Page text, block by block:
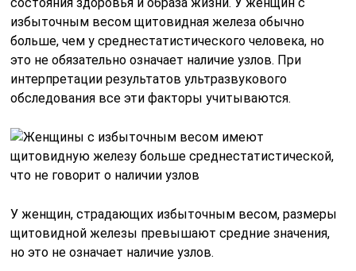
избыточным весом щитовидная железа обычно
больше, чем у среднестатистического человека, но
это не обязательно означает наличие узлов. При
интерпретации результатов ультразвукового
обследования все эти факторы учитываются.
У женщин, страдающих избыточным весом, размеры
щитовидной железы превышают средние значения,
но это не означает наличие узлов.